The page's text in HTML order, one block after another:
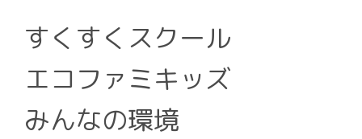
すくすくスクール
エコファミキッズ
みんなの環境